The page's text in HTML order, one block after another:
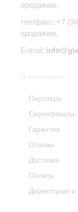
продажам,
тел/факс: +7
продажам,
E-mail:
Партнеры
Сертификаты
Гарантия
Отзывы
Доставка
Оплата
Директорам и